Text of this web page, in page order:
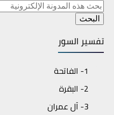
تفسير السور
1- الفاتحة
2- البقرة
3- آل عمران